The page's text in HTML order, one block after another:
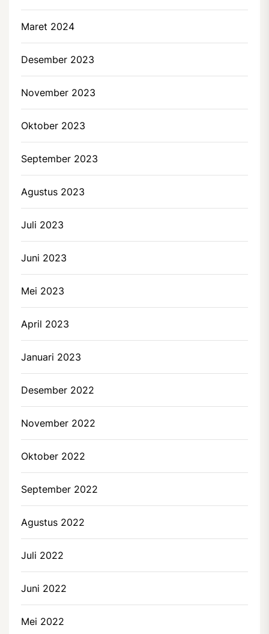
Maret 2024
Desember 2023
November 2023
Oktober 2023
September 2023
Agustus 2023
Juli 2023
Juni 2023
Mei 2023
April 2023
Januari 2023
Desember 2022
November 2022
Oktober 2022
September 2022
Agustus 2022
Juli 2022
Juni 2022
Mei 2022